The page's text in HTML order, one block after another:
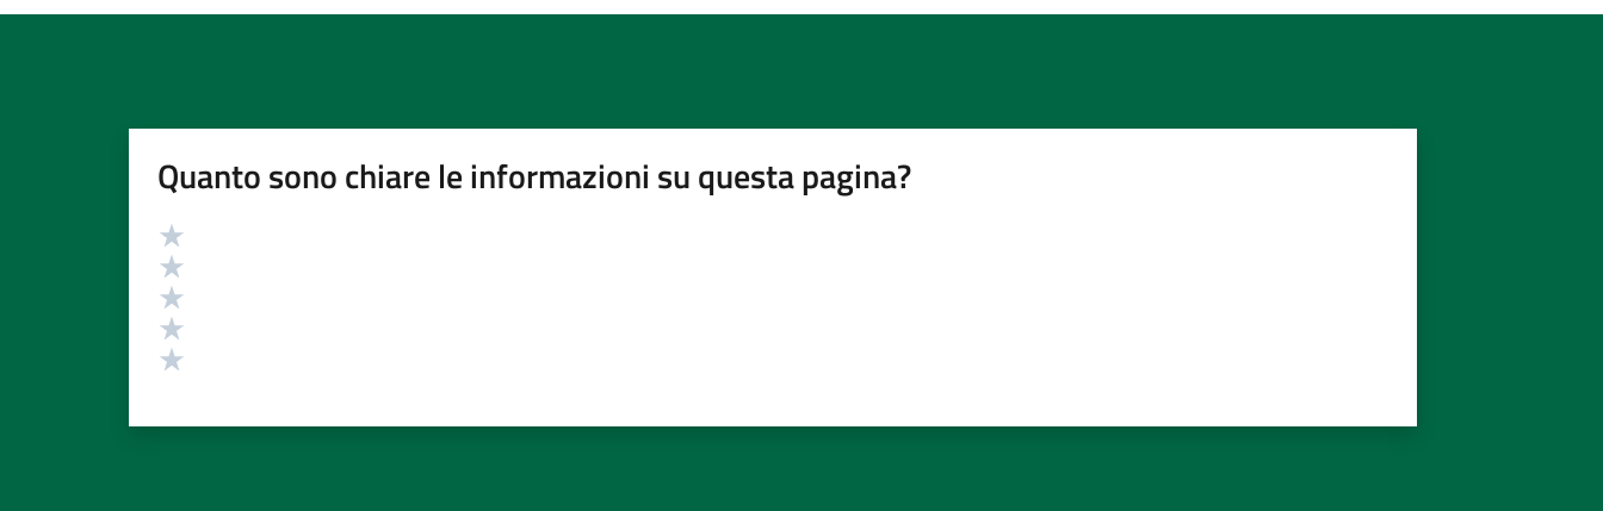
Quanto sono chiare le informazioni su questa pagina?
Valutazione